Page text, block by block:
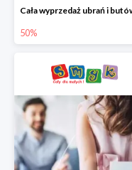
50%